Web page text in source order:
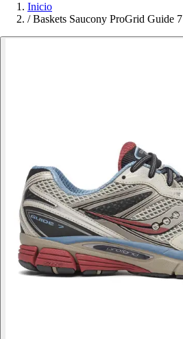
Inicio
/ Baskets Saucony ProGrid Guide 7